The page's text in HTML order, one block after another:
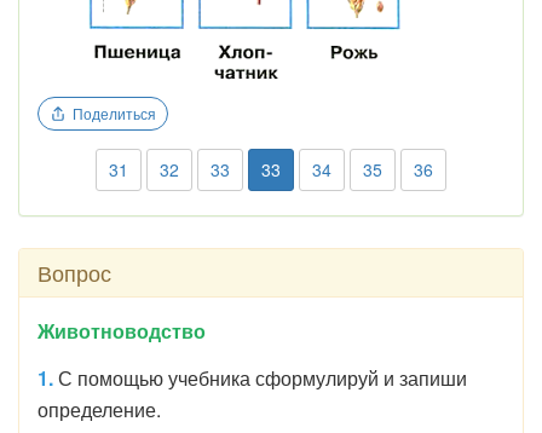
Поделиться
31 32 33 33 34 35 36
Вопрос
Животноводство
1.С помощью учебника сформулируй и запиши
определение.